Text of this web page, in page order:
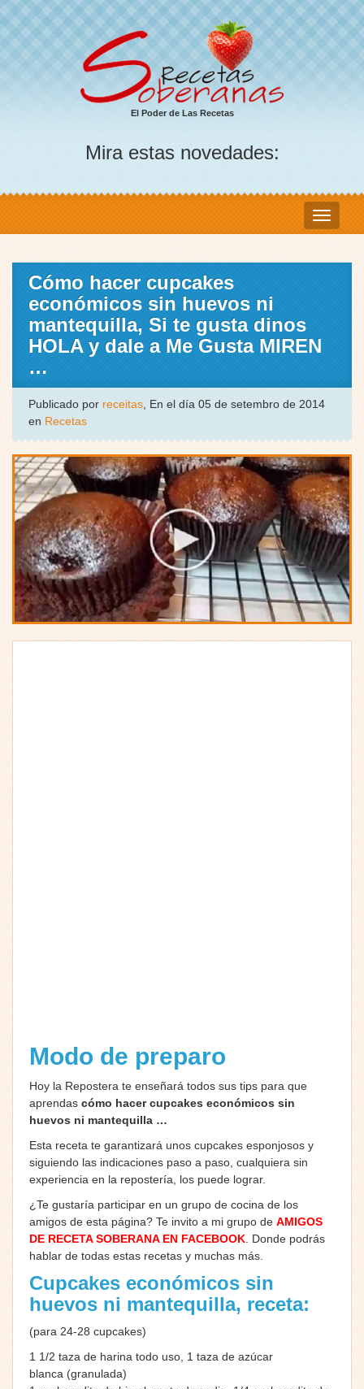
El Poder de Las Recetas
Mira estas novedades:
Cómo hacer cupcakes
económicos sin huevos ni
mantequilla, Si te gusta dinos
HOLA y dale a Me Gusta MIREN
…
Publicado por receitas, En el día 05 de setembro de 2014
en Recetas
Modo de preparo
Hoy la Repostera te enseñará todos sus tips para que
aprendas cómo hacer cupcakes económicos sin
huevos ni mantequilla …
Esta receta te garantizará unos cupcakes esponjosos y
siguiendo las indicaciones paso a paso, cualquiera sin
experiencia en la repostería, los puede lograr.
¿Te gustaría participar en un grupo de cocina de los
amigos de esta página? Te invito a mi grupo de AMIGOS
DE RECETA SOBERANA EN FACEBOOK . Donde podrás
hablar de todas estas recetas y muchas más.
Cupcakes económicos sin
huevos ni mantequilla, receta:
(para 24-28 cupcakes)
1 1/2 taza de harina todo uso, 1 taza de azúcar
blanca (granulada)